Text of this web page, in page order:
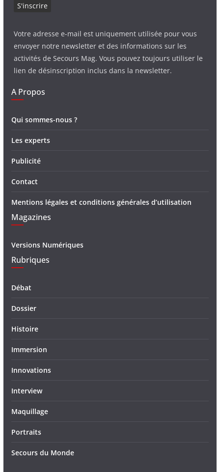
Votre adresse e-mail est uniquement utilisée pour vous
envoyer notre newsletter et des informations sur les
activités de Secours Mag. Vous pouvez toujours utiliser le
lien de désinscription inclus dans la newsletter.
A Propos
Qui sommes-nous ?
Les experts
Publicité
Contact
Mentions légales et conditions générales d’utilisation
Magazines
Versions Numériques
Rubriques
Débat
Dossier
Histoire
Immersion
Innovations
Interview
Maquillage
Portraits
Secours du Monde